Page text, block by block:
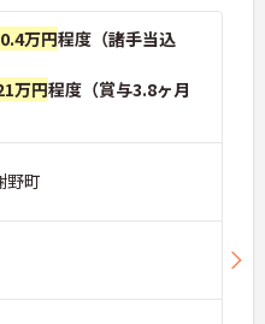
万円程度（諸手当込
万円程度（賞与3.8ヶ月
野町